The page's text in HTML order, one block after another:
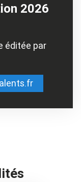
2026
éditée par